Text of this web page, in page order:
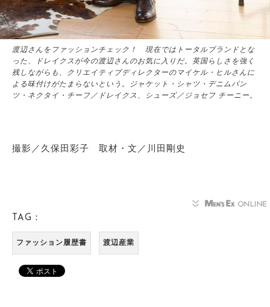
渡辺さんをファッションチェック！ 現在ではトータルブランドとな
った、ドレイクスが今の渡辺さんのお気に入りだ。英国らしさを強く
残しながらも、クリエイティブディレクターのマイケル・ヒルさんに
よる味付けがたまらないという。ジャケット・シャツ・デニムパン
ツ・ネクタイ・チーフ／ドレイクス、シューズ／ジョセフ チーニー。
撮影／久保田彩子 取材・文／川田剛史
TAG：
ファッション履歴書 渡辺産業